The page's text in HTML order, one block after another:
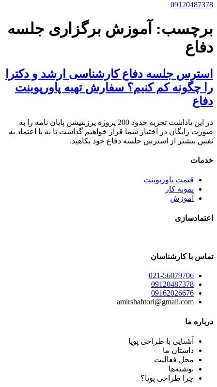
09120487378
برچسب: آموزش برگزاری جلسه
دفاع
استرس جلسه دفاع کارشناسی ارشد و دکترا
را چگونه کم کنیم؟ سفارش تهیه پاورپوینت
دفاع
در این یاداشت تجربه حدود 200 پروژه پرزنتیشن پایان نامه را به
صورت رایگان در اختیار شما قرار خواهیم گذاشت تا به با اعتماد به
نفس بیشتر از استرس جلسه دفاع خود بکاهید.
خدمات
قیمت پاورپوینت
نمونه کار
آموزش
اعتمادسازی
تماس با کارشناسان
021-56079706
09120487378
09162026676
amirshahtori@gmail.com
درباره ما
آشنایی با طراحی پویا
داستان ما
محل فعالیت
نوشته‌ها
چرا طراحی پویا؟